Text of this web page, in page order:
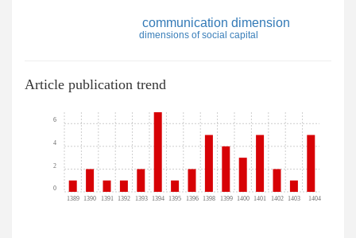
communication dimension
dimensions of social capital
Article publication trend
1389 1390 1391 1392 1393 1394 1395 1396 1398 1399 1400 1401 1402 1403 1404
0
2
4
6